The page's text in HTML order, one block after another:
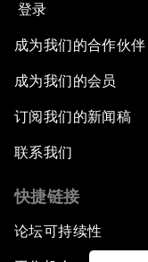
登录
成为我们的合作伙伴
成为我们的会员
订阅我们的新闻稿
联系我们
快捷链接
论坛可持续性